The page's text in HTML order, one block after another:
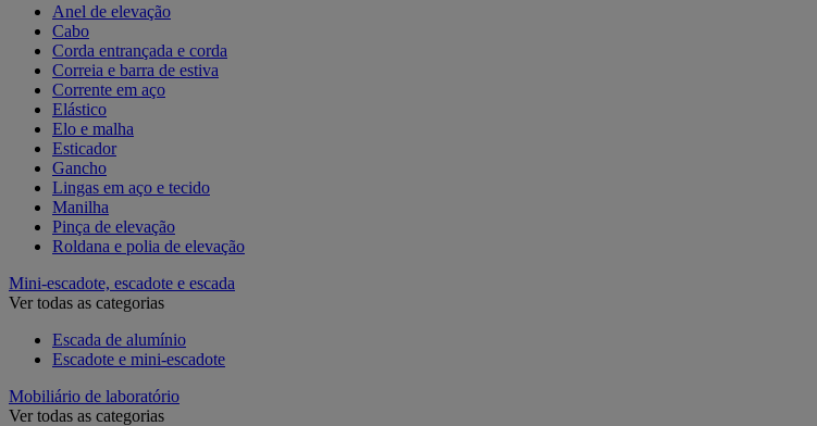
Anel de elevação
Cabo
Corda entrançada e corda
Correia e barra de estiva
Corrente em aço
Elástico
Elo e malha
Esticador
Gancho
Lingas em aço e tecido
Manilha
Pinça de elevação
Roldana e polia de elevação
Mini-escadote, escadote e escada
Ver todas as categorias
Escada de alumínio
Escadote e mini-escadote
Mobiliário de laboratório
Ver todas as categorias